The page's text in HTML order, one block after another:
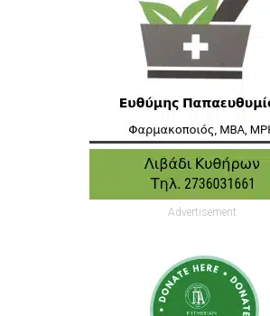
Advertisement